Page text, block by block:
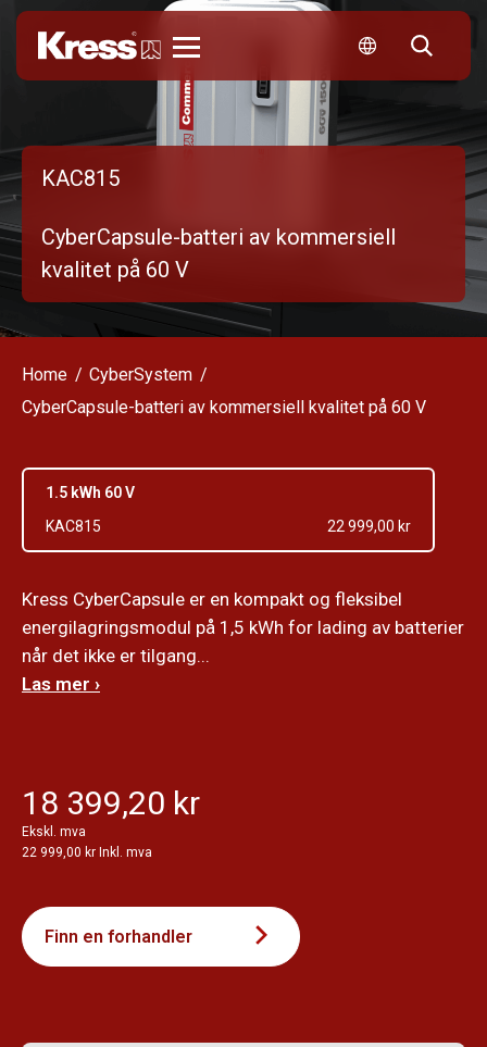
KAC815
CyberCapsule-batteri av kommersiell
kvalitet på 60 V
Home
CyberSystem
CyberCapsule-batteri av kommersiell kvalitet på 60 V
1.5 kWh 60 V
KAC815
22 999,00 kr
Kress CyberCapsule er en kompakt og fleksibel
energilagringsmodul på 1,5 kWh for lading av batterier
når det ikke er tilgang...
Las mer ›
18 399,20 kr
Ekskl. mva
22 999,00 kr Inkl. mva
Finn en forhandler